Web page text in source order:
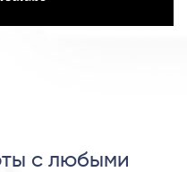
с любыми